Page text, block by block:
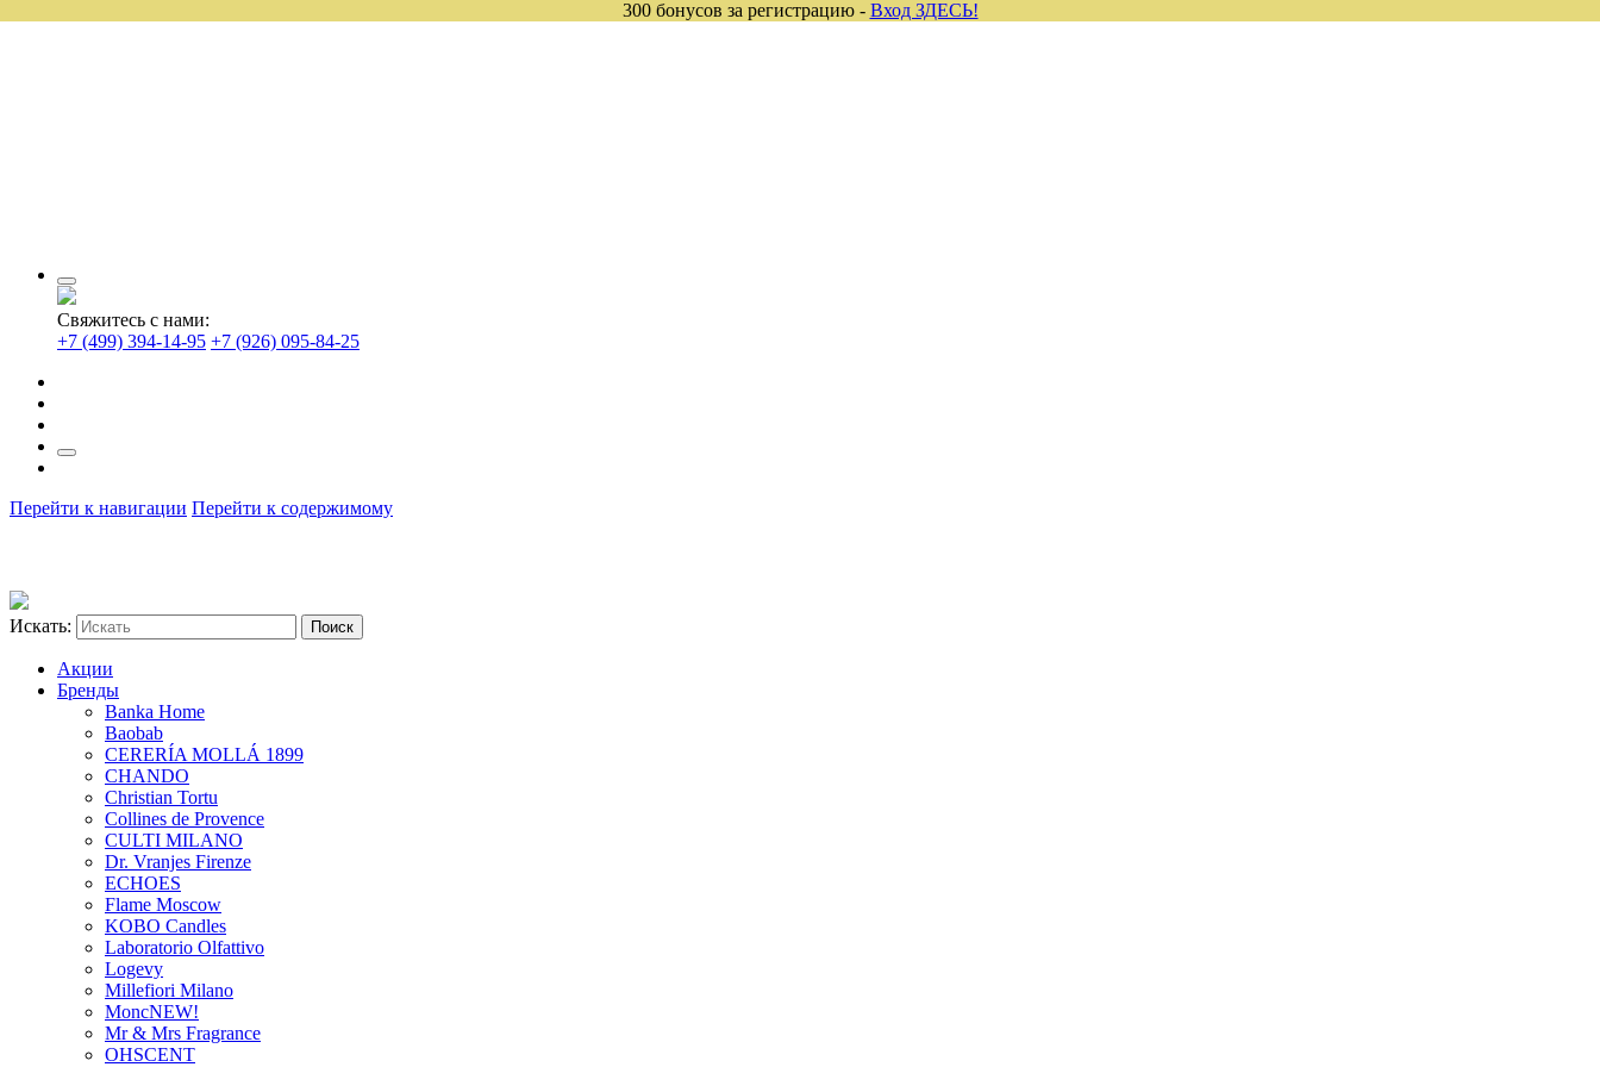
Свяжитесь с нами:
+7 (499) 394-14-95 +7 (926) 095-84-25
Перейти к навигации Перейти к содержимому
Искать:
Акции
Бренды
Banka Home
Baobab
CERERÍA MOLLÁ 1899
CHANDO
Christian Tortu
Collines de Provence
CULTI MILANO
Dr. Vranjes Firenze
ECHOES
Flame Moscow
KOBO Candles
Laboratorio Olfattivo
Logevy
Millefiori Milano
MoncNEW!
Mr & Mrs Fragrance
OHSCENT
300 бонусов за регистрацию - Вход ЗДЕСЬ!